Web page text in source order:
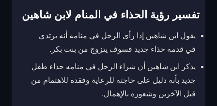
تفسير رؤية الحذاء في المنام لابن شاهين
يقول ابن شاهين إذا رأى الرجل في منامه أنه يرتدي
في قدمه حذاء جديد فسوف يتزوج من بنت بكر.
يذكر ابن شاهين أن شراء الرجل في منامه حذاء طفل
جديد بأنه دليل على حاجته للرعاية وفقده للاهتمام من
قبل الآخرين وشعوره بالإهمال.